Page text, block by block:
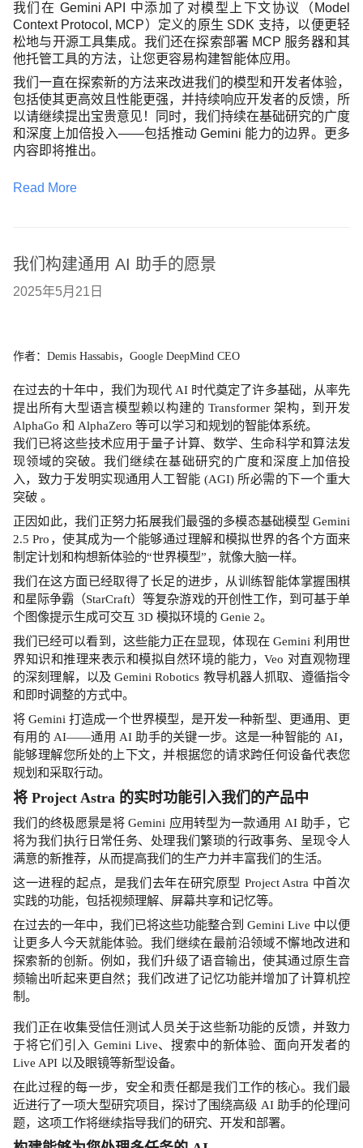
我们在 Gemini API 中添加了对模型上下文协议（Model
Context Protocol, MCP）定义的原生 SDK 支持，以便更轻
松地与开源工具集成。我们还在探索部署 MCP 服务器和其
他托管工具的方法，让您更容易构建智能体应用。
我们一直在探索新的方法来改进我们的模型和开发者体验，
包括使其更高效且性能更强，并持续响应开发者的反馈，所
以请继续提出宝贵意见！同时，我们持续在基础研究的广度
和深度上加倍投入——包括推动 Gemini 能力的边界。更多
内容即将推出。
Read More
我们构建通用 AI 助手的愿景
2025年5月21日
作者：Demis Hassabis，Google DeepMind CEO
在过去的十年中，我们为现代 AI 时代奠定了许多基础，从率先
提出所有大型语言模型赖以构建的 Transformer 架构，到开发
AlphaGo 和 AlphaZero 等可以学习和规划的智能体系统。
我们已将这些技术应用于量子计算、数学、生命科学和算法发
现领域的突破。我们继续在基础研究的广度和深度上加倍投
入，致力于发明实现通用人工智能 (AGI) 所必需的下一个重大
突破 。
正因如此，我们正努力拓展我们最强的多模态基础模型 Gemini
2.5 Pro，使其成为一个能够通过理解和模拟世界的各个方面来
制定计划和构想新体验的“世界模型”，就像大脑一样。
我们在这方面已经取得了长足的进步，从训练智能体掌握围棋
和星际争霸（StarCraft）等复杂游戏的开创性工作，到可基于单
个图像提示生成可交互 3D 模拟环境的 Genie 2。
我们已经可以看到，这些能力正在显现，体现在 Gemini 利用世
界知识和推理来表示和模拟自然环境的能力，Veo 对直观物理
的深刻理解，以及 Gemini Robotics 教导机器人抓取、遵循指令
和即时调整的方式中。
将 Gemini 打造成一个世界模型，是开发一种新型、更通用、更
有用的 AI——通用 AI 助手的关键一步。这是一种智能的 AI，
能够理解您所处的上下文，并根据您的请求跨任何设备代表您
规划和采取行动。
将 Project Astra 的实时功能引入我们的产品中
我们的终极愿景是将 Gemini 应用转型为一款通用 AI 助手，它
将为我们执行日常任务、处理我们繁琐的行政事务、呈现令人
满意的新推荐，从而提高我们的生产力并丰富我们的生活。
这一进程的起点，是我们去年在研究原型 Project Astra 中首次
实践的功能，包括视频理解、屏幕共享和记忆等。
在过去的一年中，我们已将这些功能整合到 Gemini Live 中以便
让更多人今天就能体验。我们继续在最前沿领域不懈地改进和
探索新的创新。例如，我们升级了语音输出，使其通过原生音
频输出听起来更自然；我们改进了记忆功能并增加了计算机控
制。
我们正在收集受信任测试人员关于这些新功能的反馈，并致力
于将它们引入 Gemini Live、搜索中的新体验、面向开发者的
Live API 以及眼镜等新型设备。
在此过程的每一步，安全和责任都是我们工作的核心。我们最
近进行了一项大型研究项目，探讨了围绕高级 AI 助手的伦理问
题，这项工作将继续指导我们的研究、开发和部署。